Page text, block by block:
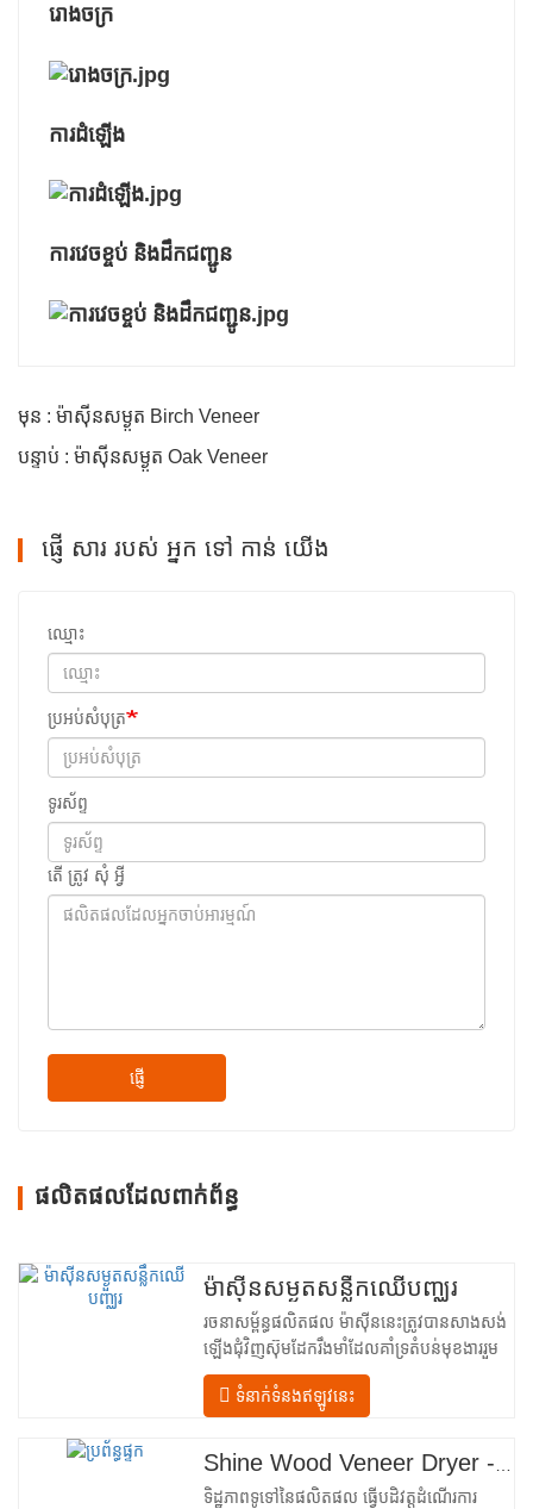
រោងចក្រ
ការដំឡើង
ការវេចខ្ចប់ និងដឹកជញ្ជូន
មុន : ម៉ាស៊ីនសម្ងួត Birch Veneer
បន្ទាប់ : ម៉ាស៊ីនសម្ងួត Oak Veneer
ផ្ញើ សារ របស់ អ្នក ទៅ កាន់ យើង
ឈ្មោះ
ប្រអប់សំបុត្រ
ទូរស័ព្ទ
តើ ត្រូវ សុំ អ្វី
ផ្ញើ
ផលិតផលដែលពាក់ព័ន្ធ
ម៉ាស៊ីនសម្ងួតសន្លឹកឈើបញ្ឈរ
រចនាសម្ព័ន្ធផលិតផល ម៉ាស៊ីននេះត្រូវបានសាងសង់
ឡើងជុំវិញស៊ុមដែករឹងមាំដែលគាំទ្រតំបន់មុខងាររួម
បញ្ចូលគ្នាចំនួនបួន ដែលត្រូវបានរៀបចំជា
លំហូរលីនេអ៊ែរពីការបញ្ចូលទៅការបញ្ចេញ។ ផ្នែក
ការតម្រឹមច្បាស់លាស់ដែលដឹកនាំសន្លឹកឈើប្រណិត
នីមួយៗបញ្ឈរចូលទៅក្នុងបន្ទប់សម្ងួត។…
ទំនាក់ទំនងឥឡូវនេះ
Shine Wood Veneer Dryer - គំរូបង្ហោះផលិតផលពេញលេញ
ទិដ្ឋភាពទូទៅនៃផលិតផល ធ្វើបដិវត្តដំណើរការ